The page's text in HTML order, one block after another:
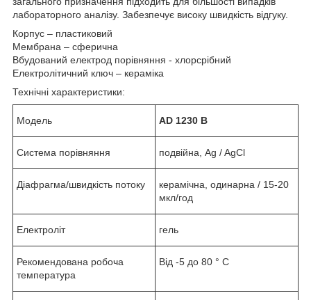
лабораторного аналізу. Забезпечує високу швидкість відгуку.
Корпус – пластиковий
Мембрана – сферична
Вбудований електрод порівняння - хлорсрібний
Електролітичний ключ – кераміка
Технічні характеристики:
Модель AD 1230 B
Система порівняння подвійна, Ag / AgCl
Діафрагма/швидкість потоку
керамічна, одинарна / 15-20
мкл/год
Електроліт гель
Рекомендована робоча
температура
Від -5 до 80 ° C